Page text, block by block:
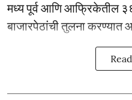
मध्य पूर्व आणि आफ्रिकेतील
बाजारपेठांची तुलना